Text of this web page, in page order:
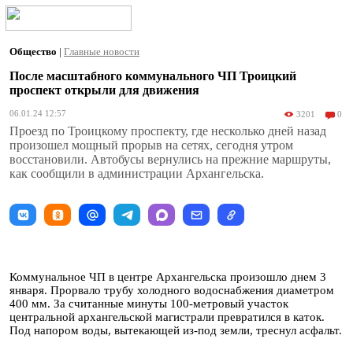
Общество | Главные новости
После масштабного коммунального ЧП Троицкий
проспект открыли для движения
06.01.24 12:57 3201 0
Проезд по Троицкому проспекту, где несколько дней назад
произошел мощный прорыв на сетях, сегодня утром
восстановили. Автобусы вернулись на прежние маршруты,
как сообщили в администрации Архангельска.
Коммунальное ЧП в центре Архангельска произошло днем 3
января. Прорвало трубу холодного водоснабжения диаметром
400 мм. За считанные минуты 100-метровый участок
центральной архангельской магистрали превратился в каток.
Под напором воды, вытекающей из-под земли, треснул асфальт.